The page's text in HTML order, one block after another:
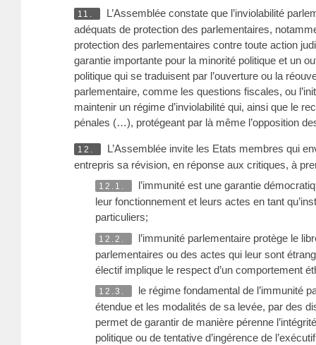
11.
L’Assemblée constate que l’inviolabilité
adéquats de protection des parlementaires,
protection des parlementaires contre toute action
garantie importante pour la minorité politique et un
politique qui se traduisent par l’ouverture ou la
parlementaire, comme les questions fiscales, ou
maintenir un régime d’inviolabilité qui, ainsi que le
pénales (…), protégeant par là même l’opposition
12.
L’Assemblée invite les Etats membres qui
entrepris sa révision, en réponse aux critiques, à
12.1.
l’immunité est une garantie
leur fonctionnement et leurs actes en tant
particuliers;
12.2.
l’immunité parlementaire protège le
parlementaires ou des actes qui leur sont
électif implique le respect d’un comportement
12.3.
le régime fondamental de l’immunité
étendue et les modalités de sa levée, par des
permet de garantir de manière pérenne
politique ou de tentative d’ingérence de